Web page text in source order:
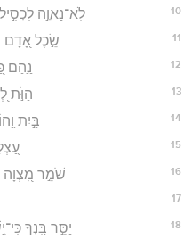
10 לֹֽא־נָאוֶ֣ה
11 שֵׂ֣כֶל אָ֭דָם
12 נַ֣הַם
13 הַוֺּ֣ת
14 בַּ֣יִת
15
16 שֹׁמֵ֣ר מִ֭צְוָה
17
18 יַסֵּ֣ר בִּ֭נְךָ